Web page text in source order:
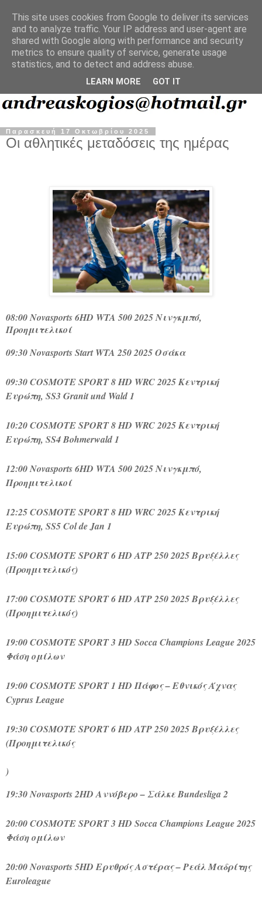
Παρασκευή 17 Οκτωβρίου 2025
Οι αθλητικές μεταδόσεις της ημέρας
08:00 Novasports 6HD WTA 500 2025 Νινγκμπό,
Προημιτελικοί
09:30 Novasports Start WTA 250 2025 Οσάκα
09:30 COSMOTE SPORT 8 HD WRC 2025 Κεντρική
Ευρώπη, SS3 Granit und Wald 1
10:20 COSMOTE SPORT 8 HD WRC 2025 Κεντρική
Ευρώπη, SS4 Bohmerwald 1
12:00 Novasports 6HD WTA 500 2025 Νινγκμπό,
Προημιτελικοί
12:25 COSMOTE SPORT 8 HD WRC 2025 Κεντρική
Ευρώπη, SS5 Col de Jan 1
15:00 COSMOTE SPORT 6 HD ATP 250 2025 Βρυξέλλες
(Προημιτελικός)
17:00 COSMOTE SPORT 6 HD ATP 250 2025 Βρυξέλλες
(Προημιτελικός)
19:00 COSMOTE SPORT 3 HD Socca Champions League 2025
Φάση ομίλων
19:00 COSMOTE SPORT 1 HD Πάφος – Εθνικός Άχνας
Cyprus League
19:30 COSMOTE SPORT 6 HD ATP 250 2025 Βρυξέλλες
(Προημιτελικός
)
19:30 Novasports 2HD Αννόβερο – Σάλκε Bundesliga 2
20:00 COSMOTE SPORT 3 HD Socca Champions League 2025
Φάση ομίλων
20:00 Novasports 5HD Ερυθρός Αστέρας – Ρεάλ Μαδρίτης
Euroleague
This site uses cookies from Google to deliver its services
and to analyze traffic. Your IP address and user-agent are
shared with Google along with performance and security
metrics to ensure quality of service, generate usage
statistics, and to detect and address abuse.
LEARN MORE GOT IT